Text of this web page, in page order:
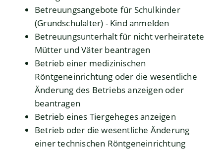
Betreuungsangebote für Schulkinder
(Grundschulalter) - Kind anmelden
Betreuungsunterhalt für nicht verheiratete
Mütter und Väter beantragen
Betrieb einer medizinischen
Röntgeneinrichtung oder die wesentliche
Änderung des Betriebs anzeigen oder
beantragen
Betrieb eines Tiergeheges anzeigen
Betrieb oder die wesentliche Änderung
einer technischen Röntgeneinrichtung